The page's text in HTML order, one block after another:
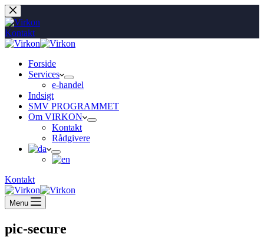
Fortsæt
til
indhold
Kontakt
Forside
Services
e-handel
Indsigt
SMV PROGRAMMET
Om VIRKON
Kontakt
Rådgivere
Kontakt
Menu
pic-secure